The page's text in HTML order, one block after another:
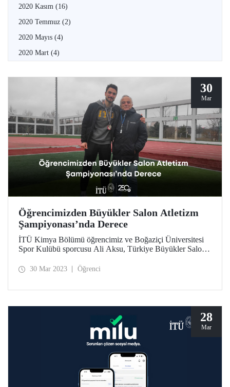
2020 Kasım (16)
2020 Temmuz (2)
2020 Mayıs (4)
2020 Mart (4)
30
Mar
Öğrencimizden Büyükler Salon Atletizm
Şampiyonası’nda Derece
İTÜ Kimya Bölümü öğrencimiz ve Boğaziçi Üniversitesi
Spor Kulübü sporcusu Ali Aksu, Türkiye Büyükler Salon
30 Mar 2023 Öğrenci
28
Mar